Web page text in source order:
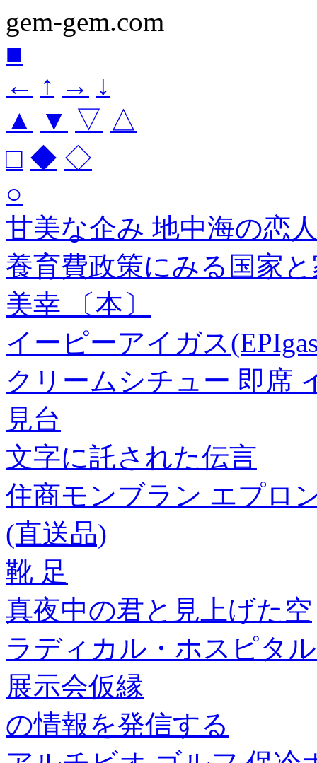
gem-gem.com
■
← ↑ → ↓
▲
▼ ▽ △
□ ◆ ◇
○
甘美な企み 地中海の恋
養育費政策にみる国家
美幸 〔本〕
イーピーアイガス
クリームシチュー 即席
見台
文字に託された伝言
住商モンブラン エプロ
(直送品)
靴 足
真夜中の君と見上げた空
ラディカル・ホスピタ
展示会仮縁
の情報を発信する